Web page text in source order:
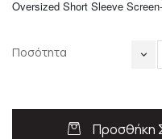
Oversized Short Sleeve
Ποσότητα
Προσθήκη